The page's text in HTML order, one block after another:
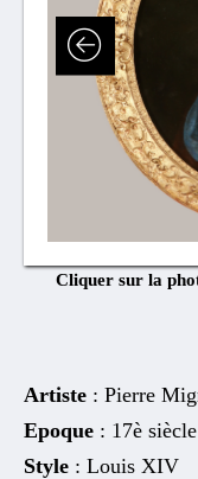
Cliquer sur la
Artiste : Pierre
Epoque : 17è siècle
Style : Louis XIV